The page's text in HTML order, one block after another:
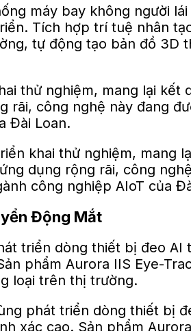
máy bay không người
Tích hợp trí tuệ nhân
tự động tạo bản đồ
thử nghiệm, mang lại
rãi, công nghệ này đang
Đài Loan.
Động Mắt
triển dòng thiết bị đeo
phẩm Aurora IIS Eye-
loại trên thị trường.